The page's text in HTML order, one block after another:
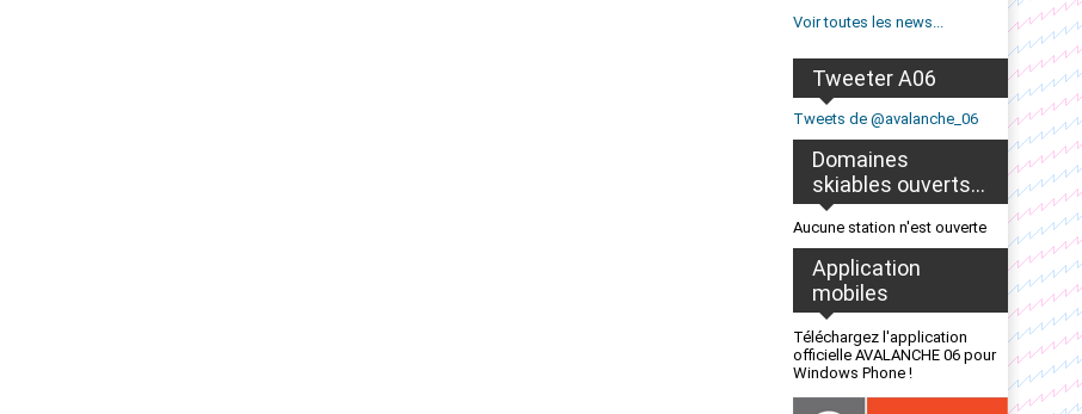
Voir toutes les news...
Tweeter A06
Tweets de @avalanche_06
Domaines
skiables ouverts...
Aucune station n'est ouverte
Application
mobiles
Téléchargez l'application
officielle AVALANCHE 06 pour
Windows Phone !